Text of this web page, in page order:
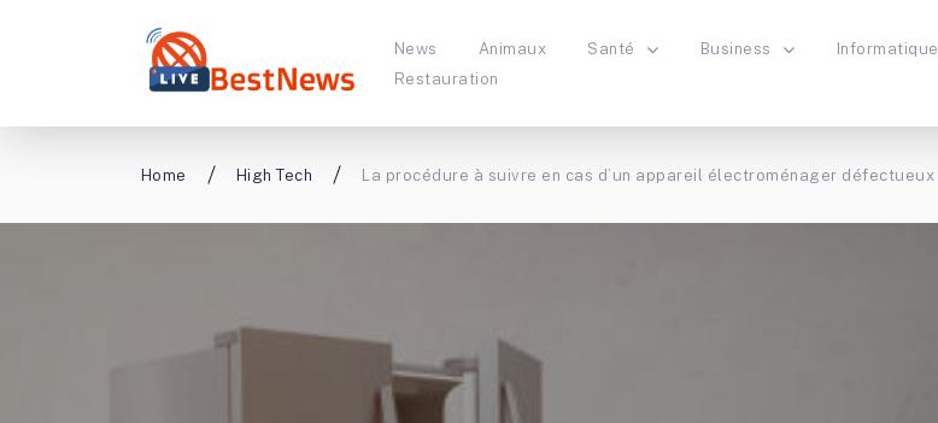
News Animaux Santé Business Informatique
Restauration
Home High Tech La procédure à suivre en cas d’un appareil électroménager défectueux